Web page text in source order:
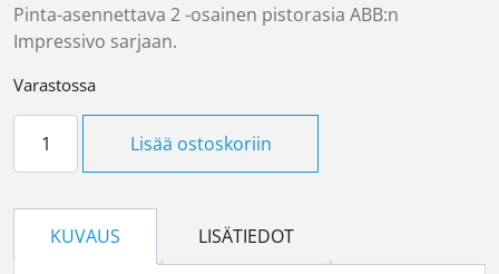
Pinta-asennettava 2 -osainen pistorasia ABB:n
Impressivo sarjaan.
Varastossa
Lisää ostoskoriin
KUVAUS LISÄTIEDOT